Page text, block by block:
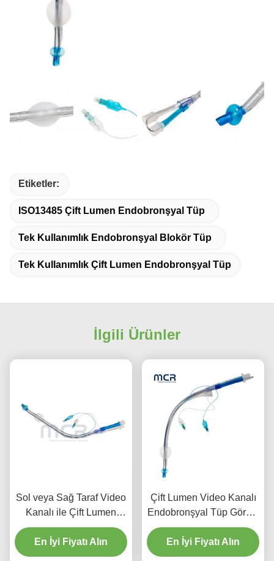
Etiketler:
ISO13485 Çift Lumen Endobronşyal Tüp
Tek Kullanımlık Endobronşyal Blokör Tüp
Tek Kullanımlık Çift Lumen Endobronşyal Tüp
İlgili Ürünler
Sol veya Sağ Taraf Video
Kanalı ile Çift Lumen
Endobronşyal Tüp
En İyi Fiyatı Alın
Çift Lumen Video Kanalı
Endobronşyal Tüp Görsel
Oral PVC Plain
En İyi Fiyatı Alın